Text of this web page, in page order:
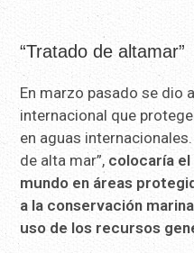
“Tratado de altamar”
En marzo pasado se dio
internacional que
en aguas
de alta mar”, colocaría el
mundo en áreas
a la conservación
uso de los recursos